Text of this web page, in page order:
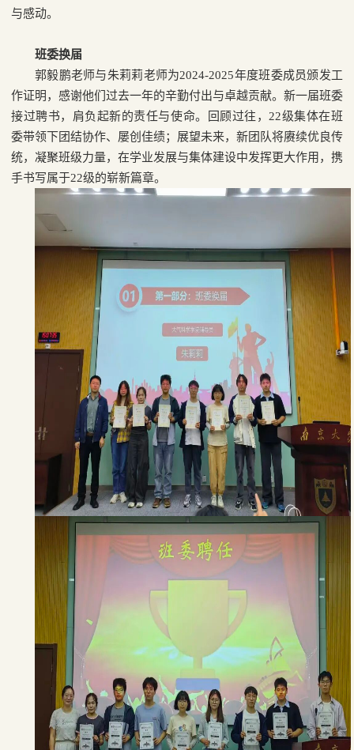
与感动。
班委换届
郭毅鹏老师与朱莉莉老师为2024-2025年度班委成员颁发工
作证明，感谢他们过去一年的辛勤付出与卓越贡献。新一届班委
接过聘书，肩负起新的责任与使命。回顾过往， 22级集体在班
委带领下团结协作、屡创佳绩；展望未来，新团队将赓续优良传
统，凝聚班级力量，在学业发展与集体建设中发挥更大作用，携
手书写属于22级的崭新篇章。